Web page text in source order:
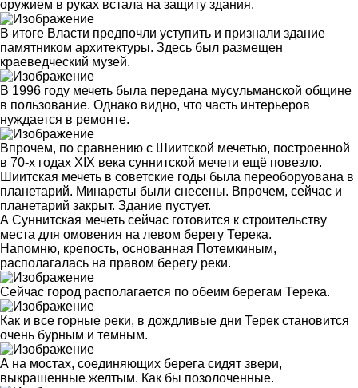
оружием в руках встала на защиту здания.
В итоге Власти предпочли уступить и признали здание
памятником архитектуры. Здесь был размещен
краеведческий музей.
В 1996 году мечеть была передана мусульманской общине
в пользование. Однако видно, что часть интерьеров
нуждается в ремонте.
Впрочем, по сравнению с Шиитской мечетью, построенной
в 70-х годах ХIХ века суннитской мечети ещё повезло.
Шиитская мечеть в советские годы была переоборуована в
планетарий. Минареты были снесены. Впрочем, сейчас и
планетарий закрыт. Здание пустует.
А Суннитская мечеть сейчас готовится к строительству
места для омовения на левом берегу Терека.
Напомню, крепость, основанная Потемкиным,
располагалась на правом берегу реки.
Сейчас город располагается по обеим берегам Терека.
Как и все горные реки, в дождливые дни Терек становится
очень бурным и темным.
А на мостах, соединяющих берега сидят звери,
выкрашенные желтым. Как бы позолоченные.